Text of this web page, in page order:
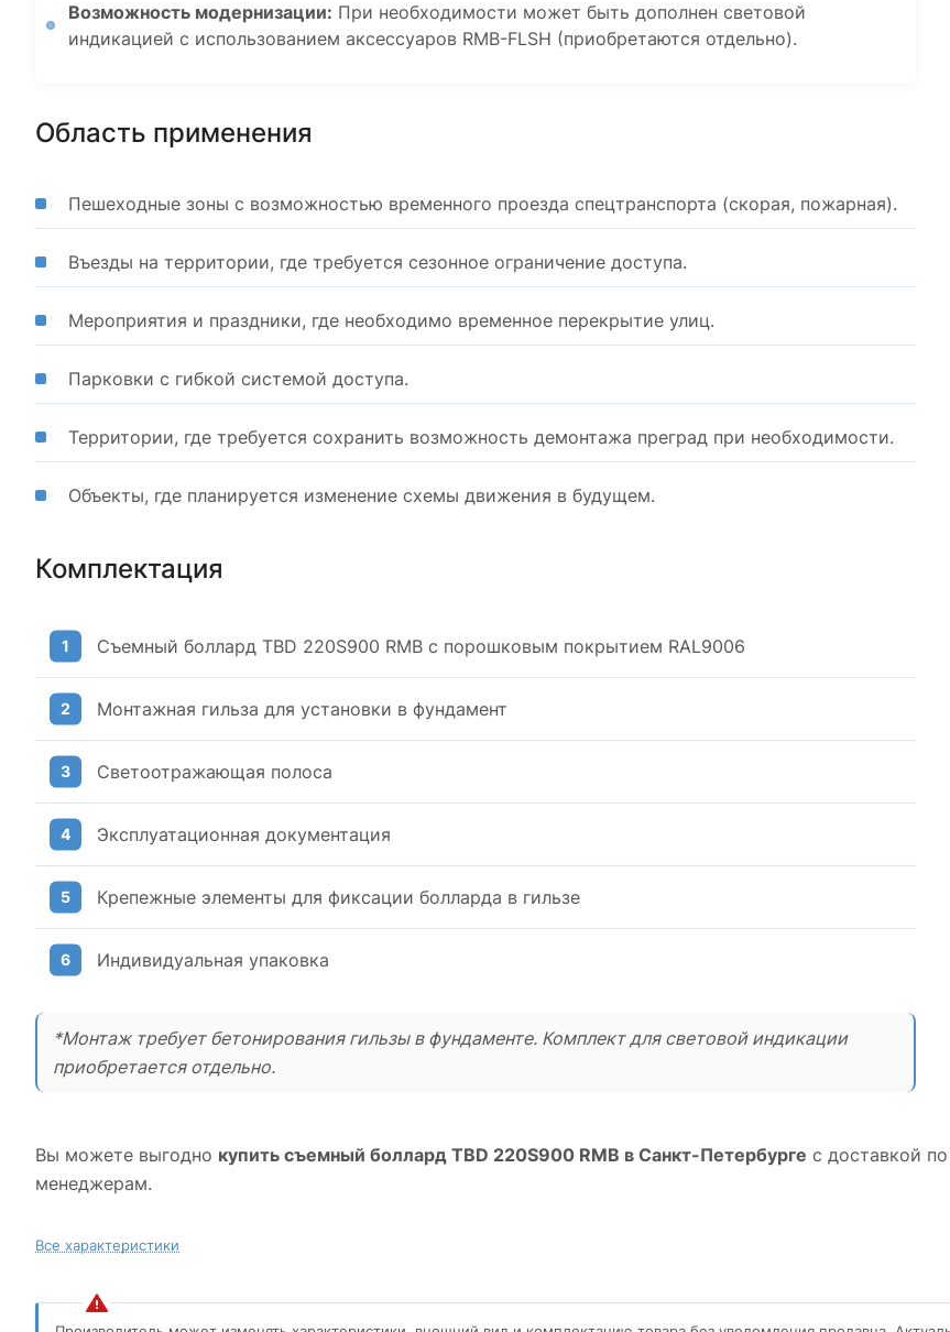
Возможность модернизации: При необходимости может быть дополнен световой
индикацией с использованием аксессуаров RMB-FLSH (приобретаются отдельно).
Область применения
Пешеходные зоны с возможностью временного проезда спецтранспорта (скорая, пожарная).
Въезды на территории, где требуется сезонное ограничение доступа.
Мероприятия и праздники, где необходимо временное перекрытие улиц.
Парковки с гибкой системой доступа.
Территории, где требуется сохранить возможность демонтажа преград при необходимости.
Объекты, где планируется изменение схемы движения в будущем.
Комплектация
Съемный боллард TBD 220S900 RMB с порошковым покрытием RAL9006
Монтажная гильза для установки в фундамент
Светоотражающая полоса
Эксплуатационная документация
Крепежные элементы для фиксации болларда в гильзе
Индивидуальная упаковка
*Монтаж требует бетонирования гильзы в фундаменте. Комплект для световой индикации
приобретается отдельно.
Вы можете выгодно купить съемный боллард TBD 220S900 RMB в Санкт-Петербурге с доставкой
менеджерам.
Все характеристики